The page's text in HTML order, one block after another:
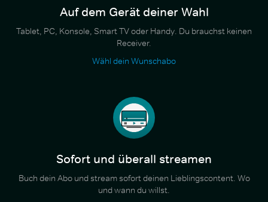
Auf dem Gerät deiner Wahl
Tablet, PC, Konsole, Smart TV oder Handy. Du brauchst keinen
Receiver.
Wähl dein Wunschabo
Sofort und überall streamen
Buch dein Abo und stream sofort deinen Lieblingscontent. Wo
und wann du willst.